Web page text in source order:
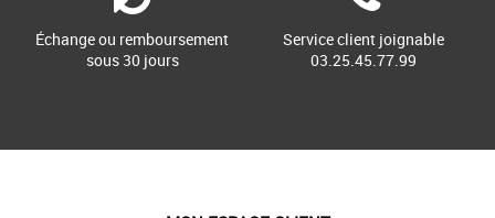
Échange ou remboursement
sous 30 jours
Service client joignable
03.25.45.77.99